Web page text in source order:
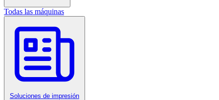
Todas las máquinas
Soluciones de impresión